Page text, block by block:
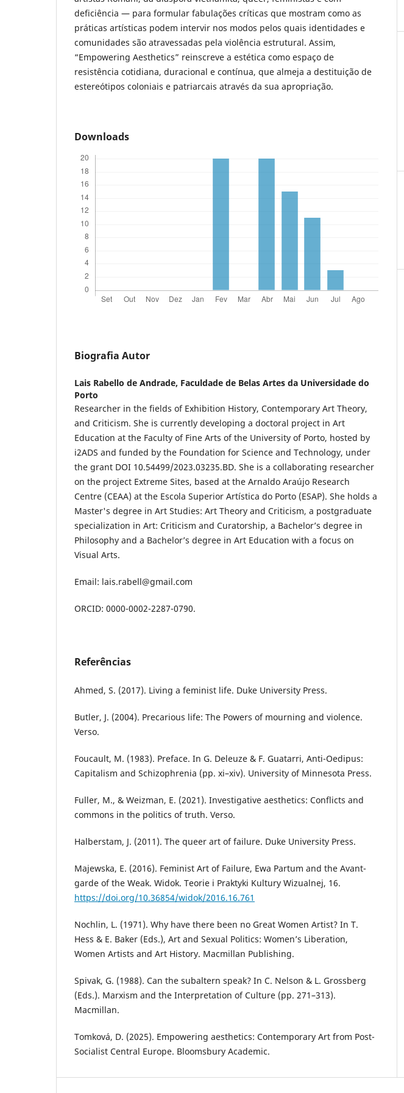
deficiência — para formular fabulações críticas que mostram como as
práticas artísticas podem intervir nos modos pelos quais identidades e
comunidades são atravessadas pela violência estrutural. Assim,
“Empowering Aesthetics” reinscreve a estética como espaço de
resistência cotidiana, duracional e contínua, que almeja a destituição de
estereótipos coloniais e patriarcais através da sua apropriação.
Downloads
Biografia Autor
Lais Rabello de Andrade, Faculdade de Belas Artes da Universidade do
Porto
Researcher in the fields of Exhibition History, Contemporary Art Theory,
and Criticism. She is currently developing a doctoral project in Art
Education at the Faculty of Fine Arts of the University of Porto, hosted by
i2ADS and funded by the Foundation for Science and Technology, under
the grant DOI 10.54499/2023.03235.BD. She is a collaborating researcher
on the project Extreme Sites, based at the Arnaldo Araújo Research
Centre (CEAA) at the Escola Superior Artística do Porto (ESAP). She holds a
Master's degree in Art Studies: Art Theory and Criticism, a postgraduate
specialization in Art: Criticism and Curatorship, a Bachelor’s degree in
Philosophy and a Bachelor’s degree in Art Education with a focus on
Visual Arts.
Email: lais.rabell@gmail.com
ORCID: 0000-0002-2287-0790.
Referências
Ahmed, S. (2017). Living a feminist life. Duke University Press.
Butler, J. (2004). Precarious life: The Powers of mourning and violence.
Verso.
Foucault, M. (1983). Preface. In G. Deleuze & F. Guatarri, Anti-Oedipus:
Capitalism and Schizophrenia (pp. xi–xiv). University of Minnesota Press.
Fuller, M., & Weizman, E. (2021). Investigative aesthetics: Conflicts and
commons in the politics of truth. Verso.
Halberstam, J. (2011). The queer art of failure. Duke University Press.
Majewska, E. (2016). Feminist Art of Failure, Ewa Partum and the Avant-
garde of the Weak. Widok. Teorie i Praktyki Kultury Wizualnej, 16.
https://doi.org/10.36854/widok/2016.16.761
Nochlin, L. (1971). Why have there been no Great Women Artist? In T.
Hess & E. Baker (Eds.), Art and Sexual Politics: Women’s Liberation,
Women Artists and Art History. Macmillan Publishing.
Spivak, G. (1988). Can the subaltern speak? In C. Nelson & L. Grossberg
(Eds.). Marxism and the Interpretation of Culture (pp. 271–313).
Macmillan.
Tomková, D. (2025). Empowering aesthetics: Contemporary Art from Post-
Socialist Central Europe. Bloomsbury Academic.